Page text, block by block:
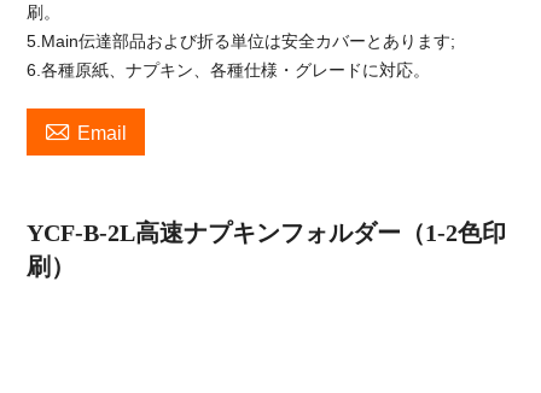
刷。
5.Main伝達部品および折る単位は安全カバーとあります;
6.各種原紙、ナプキン、各種仕様・グレードに対応。
 Email
YCF-B-2L高速ナプキンフォルダー （1-2色印
刷 ）